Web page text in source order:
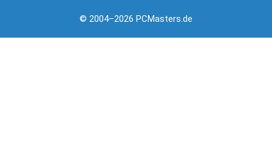
© 2004–2026 PCMasters.de